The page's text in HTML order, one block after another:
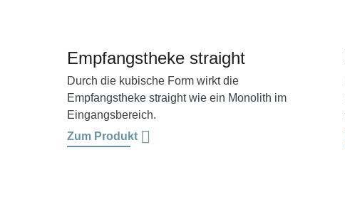
Empfangstheke straight
Durch die kubische Form wirkt die
Empfangstheke straight wie ein Monolith im
Eingangsbereich.
Zum Produkt